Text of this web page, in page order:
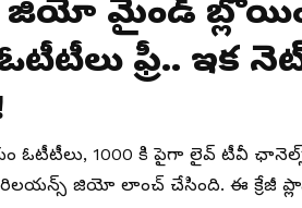
జియో మైండ్
ఫ్రీ.. ఇక
ఓటీటీలు, 1000 కి పైగా లైవ్ టీవీ
రిలయన్స్ జియో లాంచ్ చేసింది. ఈ క్రేజీ